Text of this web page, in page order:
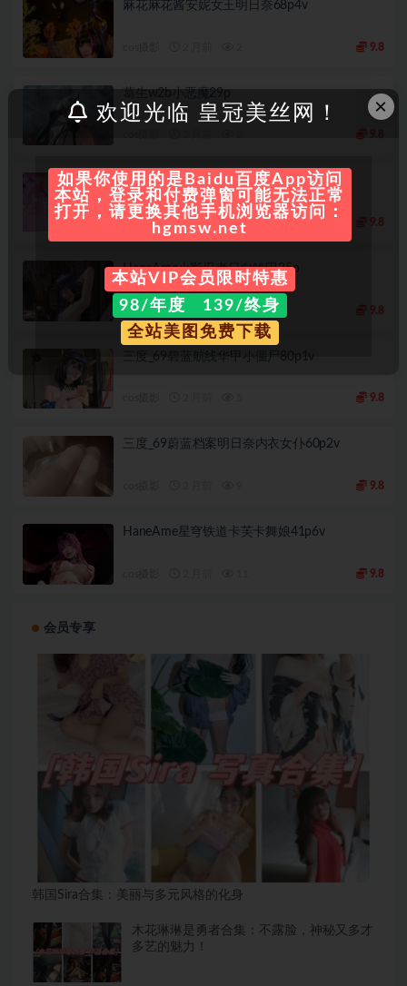
麻花麻花酱安妮女王明日奈68p4v
9.8
葛生w2b小恶魔29p
千反田鹿子守望先锋DVA39p
cos摄影 2 月前 9 9.8
HaneAme火影忍者日向雏田35p
cos摄影 2 月前 8 9.8
三度_69碧蓝航线华甲小僵尸80p1v
9.8
三度_69蔚蓝档案明日奈内衣女仆60p2v
9.8
HaneAme星穹铁道卡芙卡舞娘41p6v
9.8
会员专享
韩国Sira合集：美丽与多元风格的化身
木花琳琳是勇者合集：不露脸，神秘又多才
多艺的魅力！
×
欢迎光临 皇冠美丝网！
如果你使用的是Baidu百度App访问
本站，登录和付费弹窗可能无法正常
打开，请更换其他手机浏览器访问：
hgmsw.net
本站VIP会员限时特惠
98/年度 139/终身
全站美图免费下载